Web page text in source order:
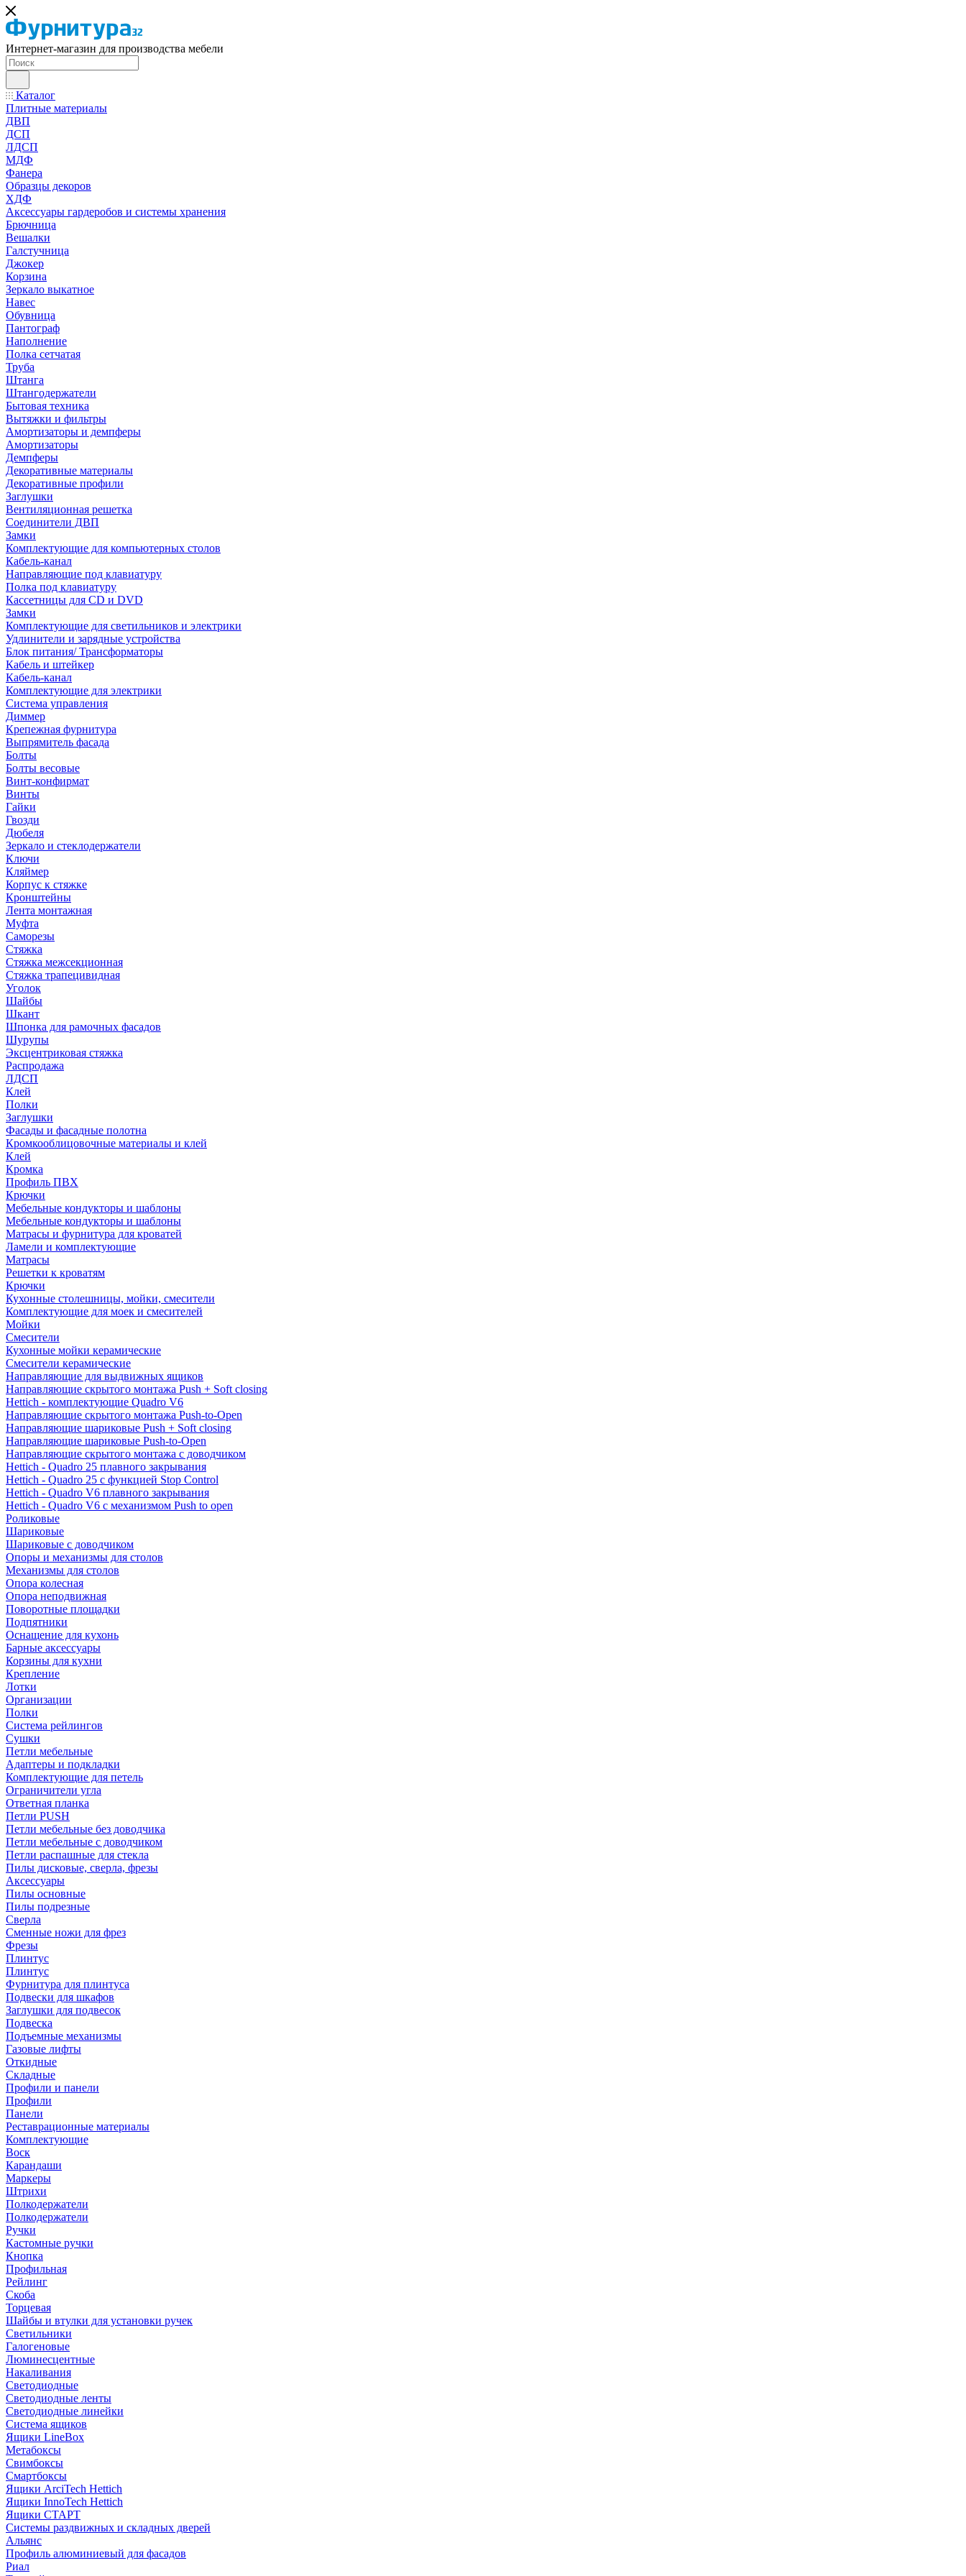
Интернет-магазин для производства мебели
Каталог
Плитные материалы
ДВП
ДСП
ЛДСП
МДФ
Фанера
Образцы декоров
ХДФ
Аксессуары гардеробов и системы хранения
Брючница
Вешалки
Галстучница
Джокер
Корзина
Зеркало выкатное
Навес
Обувница
Пантограф
Наполнение
Полка сетчатая
Труба
Штанга
Штангодержатели
Бытовая техника
Вытяжки и фильтры
Амортизаторы и демпферы
Амортизаторы
Демпферы
Декоративные материалы
Декоративные профили
Заглушки
Вентиляционная решетка
Соединители ДВП
Замки
Комплектующие для компьютерных столов
Кабель-канал
Направляющие под клавиатуру
Полка под клавиатуру
Кассетницы для CD и DVD
Замки
Комплектующие для светильников и электрики
Удлинители и зарядные устройства
Блок питания/ Трансформаторы
Кабель и штейкер
Кабель-канал
Комплектующие для электрики
Система управления
Диммер
Крепежная фурнитура
Выпрямитель фасада
Болты
Болты весовые
Винт-конфирмат
Винты
Гайки
Гвозди
Дюбеля
Зеркало и стеклодержатели
Ключи
Кляймер
Корпус к стяжке
Кронштейны
Лента монтажная
Муфта
Саморезы
Стяжка
Стяжка межсекционная
Стяжка трапецивидная
Уголок
Шайбы
Шкант
Шпонка для рамочных фасадов
Шурупы
Эксцентриковая стяжка
Распродажа
ЛДСП
Клей
Полки
Заглушки
Фасады и фасадные полотна
Кромкооблицовочные материалы и клей
Клей
Кромка
Профиль ПВХ
Крючки
Мебельные кондукторы и шаблоны
Мебельные кондукторы и шаблоны
Матрасы и фурнитура для кроватей
Ламели и комплектующие
Матрасы
Решетки к кроватям
Крючки
Кухонные столешницы, мойки, смесители
Комплектующие для моек и смесителей
Мойки
Смесители
Кухонные мойки керамические
Смесители керамические
Направляющие для выдвижных ящиков
Направляющие скрытого монтажа Push + Soft closing
Hettich - комплектующие Quadro V6
Направляющие скрытого монтажа Push-to-Open
Направляющие шариковые Push + Soft closing
Направляющие шариковые Push-to-Open
Направляющие скрытого монтажа с доводчиком
Hettich - Quadro 25 плавного закрывания
Hettich - Quadro 25 с функцией Stop Control
Hettich - Quadro V6 плавного закрывания
Hettich - Quadro V6 с механизмом Push to open
Роликовые
Шариковые
Шариковые с доводчиком
Опоры и механизмы для столов
Механизмы для столов
Опора колесная
Опора неподвижная
Поворотные площадки
Подпятники
Оснащение для кухонь
Барные аксессуары
Корзины для кухни
Крепление
Лотки
Организации
Полки
Система рейлингов
Сушки
Петли мебельные
Адаптеры и подкладки
Комплектующие для петель
Ограничители угла
Ответная планка
Петли PUSH
Петли мебельные без доводчика
Петли мебельные с доводчиком
Петли распашные для стекла
Пилы дисковые, сверла, фрезы
Аксессуары
Пилы основные
Пилы подрезные
Сверла
Сменные ножи для фрез
Фрезы
Плинтус
Плинтус
Фурнитура для плинтуса
Подвески для шкафов
Заглушки для подвесок
Подвеска
Подъемные механизмы
Газовые лифты
Откидные
Складные
Профили и панели
Профили
Панели
Реставрационные материалы
Комплектующие
Воск
Карандаши
Маркеры
Штрихи
Полкодержатели
Полкодержатели
Ручки
Кастомные ручки
Кнопка
Профильная
Рейлинг
Скоба
Торцевая
Шайбы и втулки для установки ручек
Светильники
Галогеновые
Люминесцентные
Накаливания
Светодиодные
Светодиодные ленты
Светодиодные линейки
Система ящиков
Ящики LineBox
Метабоксы
Свимбоксы
Смартбоксы
Ящики ArciTech Hettich
Ящики InnoTech Hettich
Ящики СТАРТ
Системы раздвижных и складных дверей
Альянс
Профиль алюминиевый для фасадов
Риал